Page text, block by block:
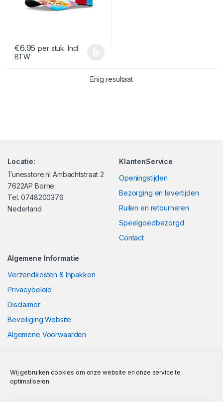
Wij gebruiken cookies om onze website en onze service te
optimaliseren.
€6.95 per stuk. Incl.
BTW
Dit product heeft meerdere variaties. Deze optie kan gekozen
Enig resultaat
Locatie:
Tunesstore.nl Ambachtstraat 2
7622AP Borne
Tel. 0748200376
Nederland
KlantenService
Openingstijden
Bezorging en levertijden
Ruilen en retourneren
Speelgoedbezorgd
Contact
Algemene Informatie
Verzendkosten & Inpakken
Privacybeleid
Disclaimer
Beveiliging Website
Algemene Voorwaarden